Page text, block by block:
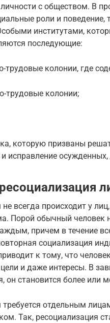
с обществом. В
роли и
институтами,
последующие:
трудовые колонии, где
трудовые колонии;
которую призваны
и исправление
не всегда происходит у
Порой обычный человек
причем в течение
социализация
к тому, что
и даже интересы. В
он становится более или
требуется отдельным
Так, ресоциализация